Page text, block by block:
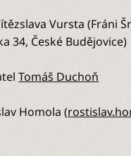
Vursta (Fráni
34, České Budějovice)
Tomáš Duchoň
Homola (